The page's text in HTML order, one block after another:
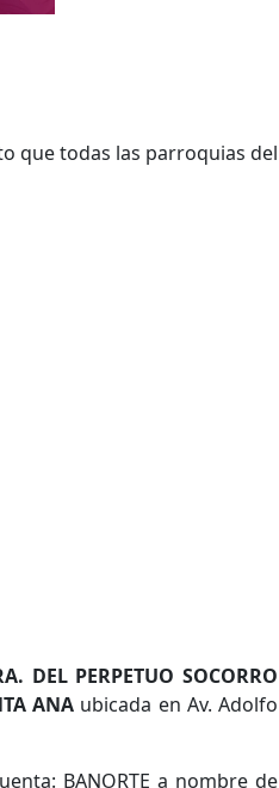
que todas las parroquias del
DEL PERPETUO SOCORRO
ANA ubicada en Av. Adolfo
BANORTE a nombre de